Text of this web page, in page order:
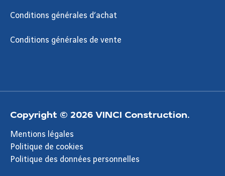
Conditions générales d’achat
Conditions générales de vente
Copyright © 2026 VINCI Construction.
Mentions légales
Politique de cookies
Politique des données personnelles